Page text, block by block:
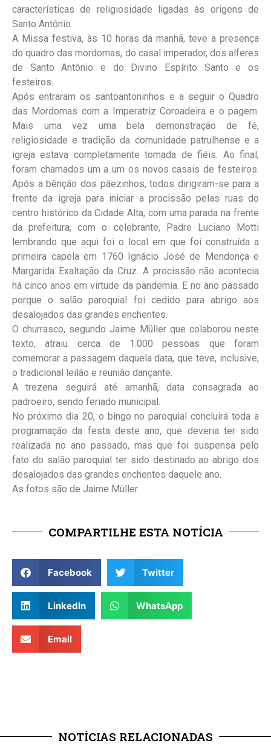
características de religiosidade ligadas às origens de
Santo Antônio.
A Missa festiva, às 10 horas da manhã, teve a presença
do quadro das mordomas, do casal imperador, dos alferes
de Santo Antônio e do Divino Espírito Santo e os
festeiros.
Após entraram os santoantoninhos e a seguir o Quadro
das Mordomas com a Imperatriz Coroadeira e o pagem.
Mais uma vez uma bela demonstração de fé,
religiosidade e tradição da comunidade patrulhense e a
igreja estava completamente tomada de fiéis. Ao final,
foram chamados um a um os novos casais de festeiros.
Após a bênção dos pãezinhos, todos dirigiram-se para a
frente da igreja para iniciar a procissão pelas ruas do
centro histórico da Cidade Alta, com uma parada na frente
da prefeitura, com o celebrante, Padre Luciano Motti
lembrando que aqui foi o local em que foi construída a
primeira capela em 1760 Ignácio José de Mendonça e
Margarida Exaltação da Cruz. A procissão não acontecia
há cinco anos em virtude da pandemia. E no ano passado
porque o salão paroquial foi cedido para abrigo aos
desalojados das grandes enchentes.
O churrasco, segundo Jaime Müller que colaborou neste
texto, atraiu cerca de 1.000 pessoas que foram
comemorar a passagem daquela data, que teve, inclusive,
o tradicional leilão e reunião dançante.
A trezena seguirá até amanhã, data consagrada ao
padroeiro, sendo feriado municipal.
No próximo dia 20, o bingo no paroquial concluirá toda a
programação da festa deste ano, que deveria ter sido
realizada no ano passado, mas que foi suspensa pelo
fato do salão paroquial ter sido destinado ao abrigo dos
desalojados das grandes enchentes daquele ano.
As fotos são de Jaime Müller.
COMPARTILHE ESTA NOTÍCIA
Facebook Twitter
LinkedIn WhatsApp
Email
NOTÍCIAS RELACIONADAS